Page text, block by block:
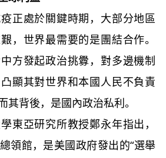
處於關鍵時期，大部分地區
，世界最需要的是團結合作。
方發起政治挑釁，對多邊機制
顯其對世界和本國人民不負責
其背後，是國內政治私利。
亞研究所教授鄭永年指出，
領館，是美國政府發出的“選舉